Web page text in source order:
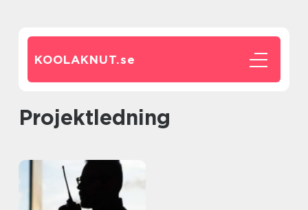
KOOLAKNUT.se
projektledning